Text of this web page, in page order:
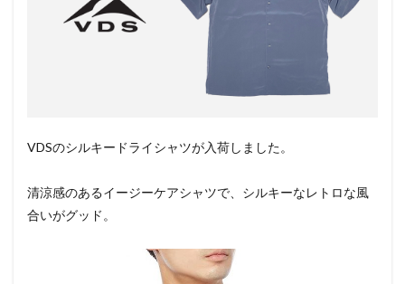
VDSのシルキードライシャツが入荷しました。
清涼感のあるイージーケアシャツで、シルキーなレトロな風
合いがグッド。